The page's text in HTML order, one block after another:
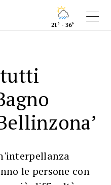
21° - 36°
tutti
le persone con